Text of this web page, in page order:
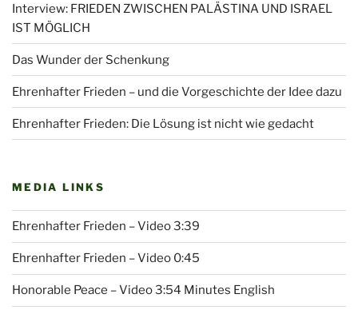
Interview: FRIEDEN ZWISCHEN PALÄSTINA UND ISRAEL
IST MÖGLICH
Das Wunder der Schenkung
Ehrenhafter Frieden – und die Vorgeschichte der Idee dazu
Ehrenhafter Frieden: Die Lösung ist nicht wie gedacht
MEDIA LINKS
Ehrenhafter Frieden – Video 3:39
Ehrenhafter Frieden – Video 0:45
Honorable Peace – Video 3:54 Minutes English